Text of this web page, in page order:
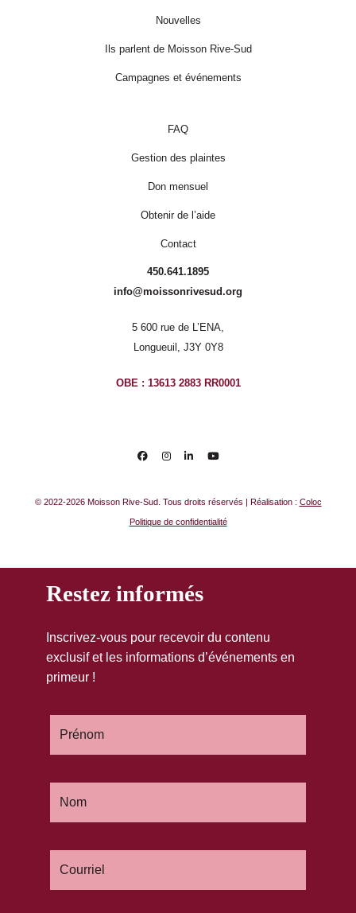
Nouvelles
Ils parlent de Moisson Rive-Sud
Campagnes et événements
FAQ
Gestion des plaintes
Don mensuel
Obtenir de l’aide
Contact
450.641.1895
info@moissonrivesud.org
5 600 rue de L’ENA,
Longueuil, J3Y 0Y8
OBE : 13613 2883 RR0001
© 2022-2026 Moisson Rive-Sud. Tous droits réservés | Réalisation : Coloc
Politique de confidentialité
Restez informés
Inscrivez-vous pour recevoir du contenu
exclusif et les informations d’événements en
primeur !